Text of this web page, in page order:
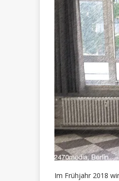
Im Frühjahr 2018